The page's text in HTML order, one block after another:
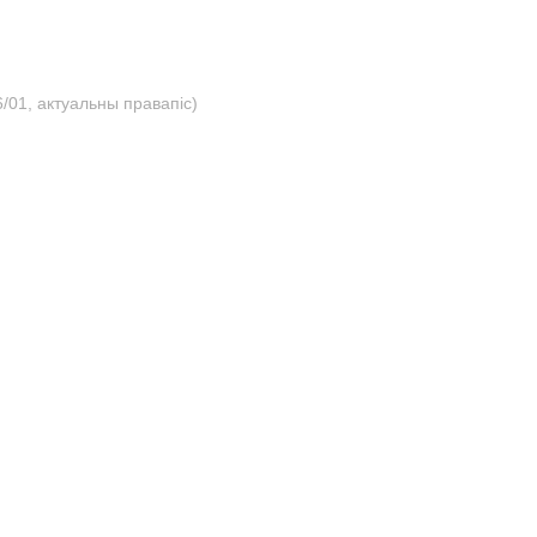
актуальны правапіс)